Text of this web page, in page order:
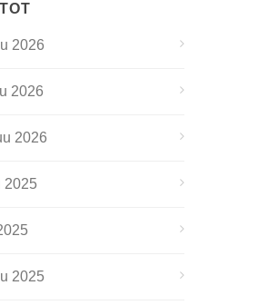
2026
2026
2026
2025
2025